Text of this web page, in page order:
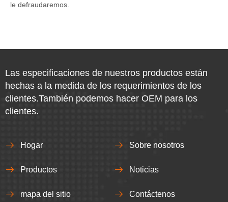
le defraudaremos.
Las especificaciones de nuestros productos están
hechas a la medida de los requerimientos de los
clientes.También podemos hacer OEM para los
clientes.
Hogar Sobre nosotros
Productos Noticias
mapa del sitio Contáctenos